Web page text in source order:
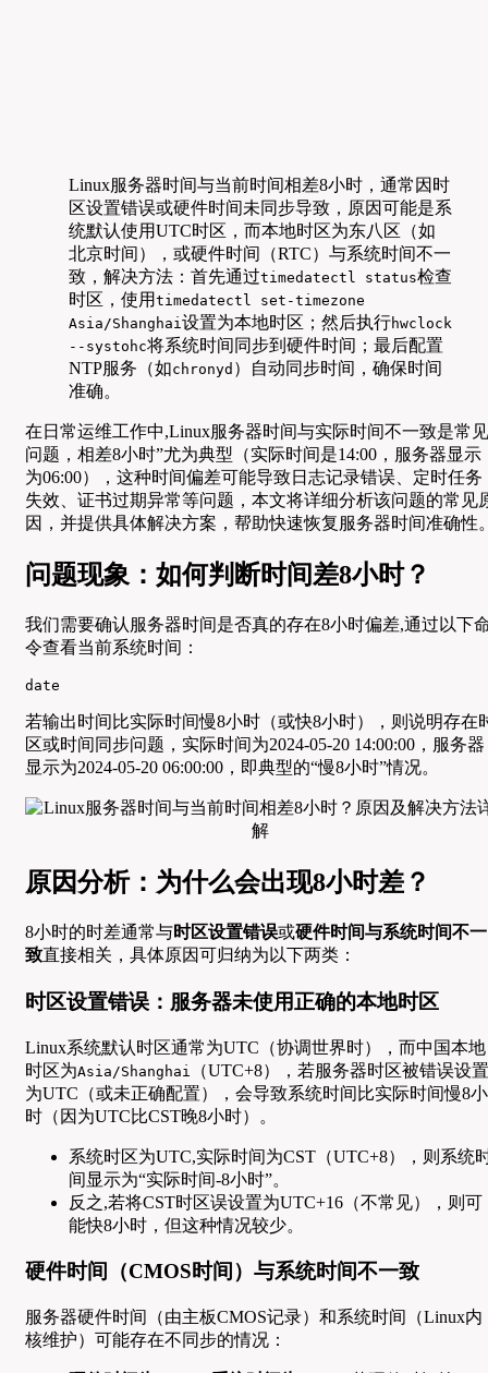
Linux服务器时间与当前时间相差8小时，通常因时
区设置错误或硬件时间未同步导致，原因可能是系
统默认使用UTC时区，而本地时区为东八区（如
北京时间），或硬件时间（RTC）与系统时间不一
致，解决方法：首先通过timedatectl status检查
时区，使用 timedatectl set-timezone
Asia/Shanghai设置为本地时区；然后执行hwclock
--systohc将系统时间同步到硬件时间；最后配置
NTP服务（如chronyd ）自动同步时间，确保时间
准确。
在日常运维工作中,Linux服务器时间与实际时间不一致是常见
问题，相差8小时”尤为典型（实际时间是14:00，服务器显示
为06:00），这种时间偏差可能导致日志记录错误、定时任务
失效、证书过期异常等问题，本文将详细分析该问题的常见
因，并提供具体解决方案，帮助快速恢复服务器时间准确性
问题现象：如何判断时间差8小时？
我们需要确认服务器时间是否真的存在8小时偏差,通过以下
令查看当前系统时间：
date
若输出时间比实际时间慢8小时（或快8小时），则说明存在
区或时间同步问题，实际时间为2024-05-20 14:00:00，服务器
显示为2024-05-20 06:00:00，即典型的“慢8小时”情况。
原因分析：为什么会出现8小时差？
8小时的时差通常与时区设置错误或硬件时间与系统时间不一
致直接相关，具体原因可归纳为以下两类：
时区设置错误：服务器未使用正确的本地时区
Linux系统默认时区通常为UTC（协调世界时），而中国本地
时区为Asia/Shanghai
（UTC+8），若服务器时区被错误设置
为UTC（或未正确配置），会导致系统时间比实际时间慢8小
时（因为UTC比CST晚8小时）。
系统时区为UTC,实际时间为CST（UTC+8），则系统
间显示为“实际时间-8小时”。
反之,若将CST时区误设置为UTC+16（不常见），则可
能快8小时，但这种情况较少。
硬件时间（CMOS时间）与系统时间不一致
服务器硬件时间（由主板CMOS记录）和系统时间（Linux内
核维护）可能存在不同步的情况：